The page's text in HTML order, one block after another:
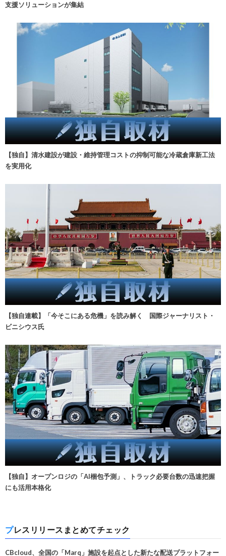
支援ソリューションが集結
【独自】清水建設が建設・維持管理コストの抑制可能な冷蔵倉庫新工法
を実用化
【独自連載】「今そこにある危機」を読み解く 国際ジャーナリスト・
ビニシウス氏
【独自】オープンロジの「AI梱包予測」、トラック必要台数の迅速把握
にも活用本格化
プレスリリースまとめてチェック
CBcloud、全国の「Marq」施設を起点とした新たな配送プラットフォー